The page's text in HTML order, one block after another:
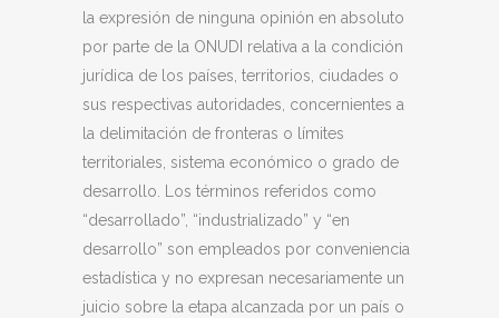
la expresión de ninguna opinión en absoluto
por parte de la ONUDI relativa a la condición
jurídica de los países, territorios, ciudades o
sus respectivas autoridades, concernientes a
la delimitación de fronteras o límites
territoriales, sistema económico o grado de
desarrollo. Los términos referidos como
“desarrollado”, “industrializado” y “en
desarrollo” son empleados por conveniencia
estadística y no expresan necesariamente un
juicio sobre la etapa alcanzada por un país o